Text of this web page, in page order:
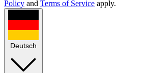
Policy and Terms of Service apply.
Deutsch